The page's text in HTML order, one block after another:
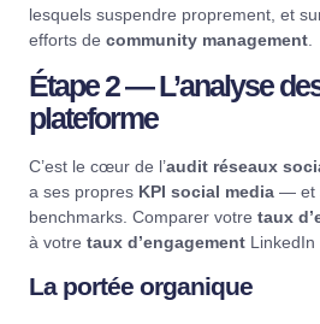
lesquels suspendre proprement, et
efforts de community management
Étape 2 — L’analyse
plateforme
C’est le cœur de l’audit réseaux
a ses propres KPI social media — et
benchmarks. Comparer votre taux
à votre taux d’engagement LinkedIn
La portée organique